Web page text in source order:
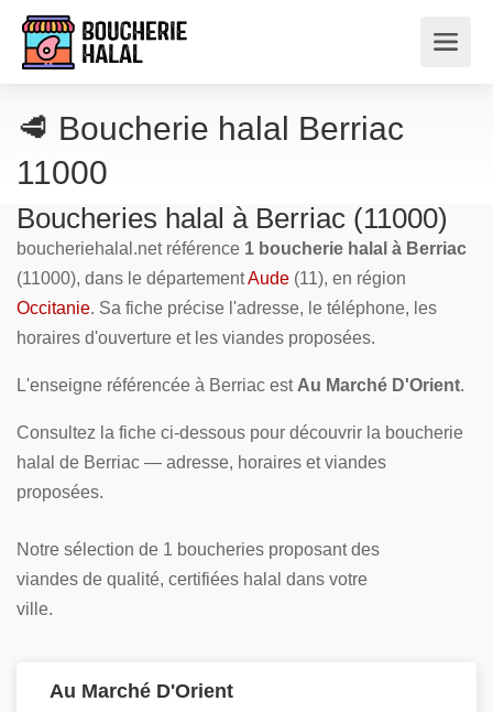
🥩 Boucherie halal Berriac
11000
Boucheries halal à Berriac (11000)
boucheriehalal.net référence 1 boucherie halal à Berriac
(11000), dans le départementAude (11), en région
Occitanie. Sa fiche précise l'adresse, le téléphone, les
horaires d'ouverture et les viandes proposées.
L'enseigne référencée à Berriac est Au Marché D'Orient.
Consultez la fiche ci-dessous pour découvrir la boucherie
halal de Berriac — adresse, horaires et viandes
proposées.
Notre sélection de 1 boucheries proposant des
viandes de qualité, certifiées halal dans votre
ville.
Au Marché D'Orient